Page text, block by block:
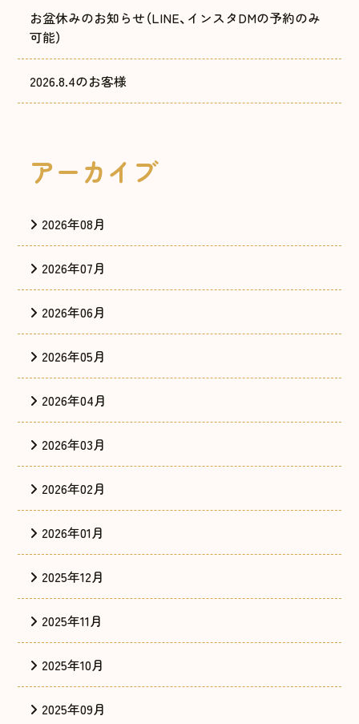
お盆休みのお知らせ（LINE、インスタDMの予約のみ
可能）
2026.8.4のお客様
アーカイブ
2026年08月
2026年07月
2026年06月
2026年05月
2026年04月
2026年03月
2026年02月
2026年01月
2025年12月
2025年11月
2025年10月
2025年09月